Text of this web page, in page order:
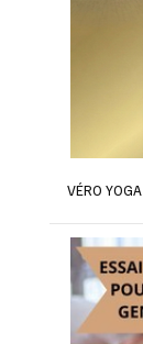
VÉRO YOGA